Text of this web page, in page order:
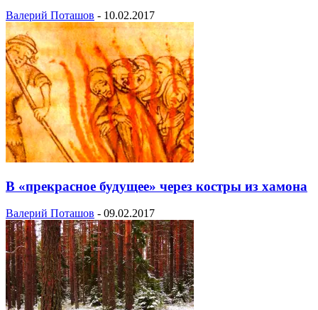
Валерий Поташов - 10.02.2017
В «прекрасное будущее» через костры из хамона
Валерий Поташов - 09.02.2017